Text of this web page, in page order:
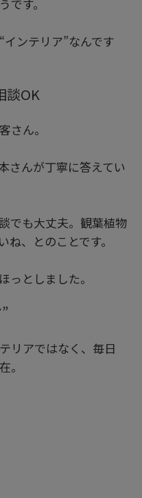
です。
ンテリア”なんです
談OK
さん。
さんが丁寧に答えてい
でも大丈夫。観葉植物
、とのことです。
っとしました。
リアではなく、毎日
。